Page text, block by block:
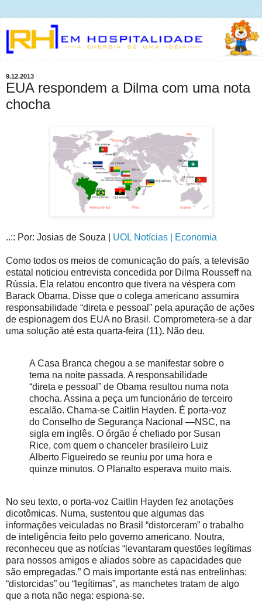
9.12.2013
EUA respondem a Dilma com uma nota
chocha
..:: Por: Josias de Souza | UOL Notícias | Economia
Como todos os meios de comunicação do país, a televisão
estatal noticiou entrevista concedida por Dilma Rousseff na
Rússia. Ela relatou encontro que tivera na véspera com
Barack Obama. Disse que o colega americano assumira
responsabilidade “direta e pessoal” pela apuração de ações
de espionagem dos EUA no Brasil. Comprometera-se a dar
uma solução até esta quarta-feira (11). Não deu.
A Casa Branca chegou a se manifestar sobre o
tema na noite passada. A responsabilidade
“direta e pessoal” de Obama resultou numa nota
chocha. Assina a peça um funcionário de terceiro
escalão. Chama-se Caitlin Hayden. É porta-voz
do Conselho de Segurança Nacional —NSC, na
sigla em inglês. O órgão é chefiado por Susan
Rice, com quem o chanceler brasileiro Luiz
Alberto Figueiredo se reuniu por uma hora e
quinze minutos. O Planalto esperava muito mais.
No seu texto, o porta-voz Caitlin Hayden fez anotações
dicotômicas. Numa, sustentou que algumas das
informações veiculadas no Brasil “distorceram” o trabalho
de inteligência feito pelo governo americano. Noutra,
reconheceu que as notícias “levantaram questões legítimas
para nossos amigos e aliados sobre as capacidades que
são empregadas.” O mais importante está nas entrelinhas:
“distorcidas” ou “legítimas”, as manchetes tratam de algo
que a nota não nega: espiona-se.